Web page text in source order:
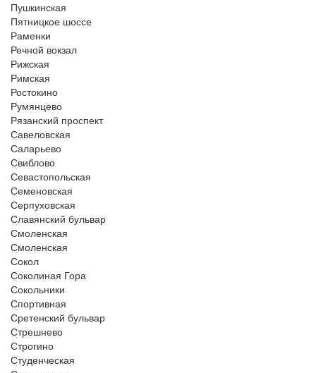
Пушкинская
Пятницкое шоссе
Раменки
Речной вокзал
Рижская
Римская
Ростокино
Румянцево
Рязанский проспект
Савеловская
Саларьево
Свиблово
Севастопольская
Семеновская
Серпуховская
Славянский бульвар
Смоленская
Смоленская
Сокол
Соколиная Гора
Сокольники
Спортивная
Сретенский бульвар
Стрешнево
Строгино
Студенческая